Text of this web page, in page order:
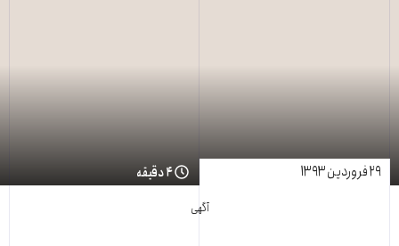
۲۹ فروردین ۱۳۹۳ ۴ دقیقه
آگهی